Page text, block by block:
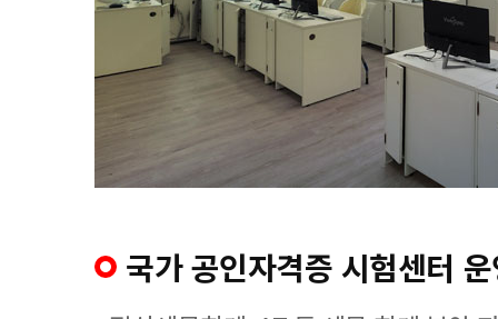
국가 공인자격증 시험센터